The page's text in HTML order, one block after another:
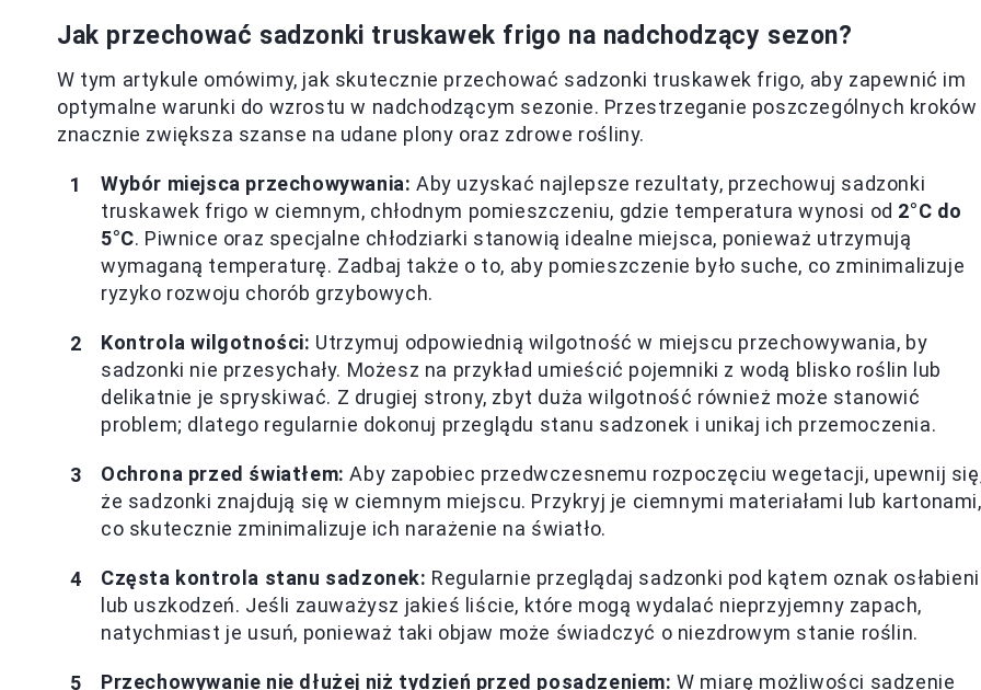
Jak przechować sadzonki truskawek frigo na nadchodzący sezon?
W tym artykule omówimy, jak skutecznie przechować sadzonki truskawek frigo, aby zapewnić im
optymalne warunki do wzrostu w nadchodzącym sezonie. Przestrzeganie poszczególnych kroków
znacznie zwiększa szanse na udane plony oraz zdrowe rośliny.
Wybór miejsca przechowywania: Aby uzyskać najlepsze rezultaty, przechowuj sadzonki
truskawek frigo w ciemnym, chłodnym pomieszczeniu, gdzie temperatura wynosi od 2°C do
5°C. Piwnice oraz specjalne chłodziarki stanowią idealne miejsca, ponieważ utrzymują
wymaganą temperaturę. Zadbaj także o to, aby pomieszczenie było suche, co zminimalizuje
ryzyko rozwoju chorób grzybowych.
Kontrola wilgotności: Utrzymuj odpowiednią wilgotność w miejscu przechowywania, by
sadzonki nie przesychały. Możesz na przykład umieścić pojemniki z wodą blisko roślin lub
delikatnie je spryskiwać. Z drugiej strony, zbyt duża wilgotność również może stanowić
problem; dlatego regularnie dokonuj przeglądu stanu sadzonek i unikaj ich przemoczenia.
Ochrona przed światłem: Aby zapobiec przedwczesnemu rozpoczęciu wegetacji, upewnij
że sadzonki znajdują się w ciemnym miejscu. Przykryj je ciemnymi materiałami lub kartonami,
co skutecznie zminimalizuje ich narażenie na światło.
Częsta kontrola stanu sadzonek: Regularnie przeglądaj sadzonki pod kątem oznak
lub uszkodzeń. Jeśli zauważysz jakieś liście, które mogą wydalać nieprzyjemny zapach,
natychmiast je usuń, ponieważ taki objaw może świadczyć o niezdrowym stanie roślin.
Przechowywanie nie dłużej niż tydzień przed posadzeniem: W miarę możliwości sadzenie